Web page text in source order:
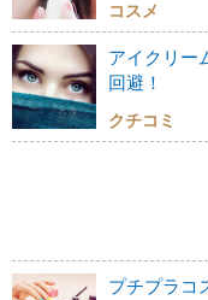
コスメ
アイクリー
回避！
クチコミ
プチプラコ